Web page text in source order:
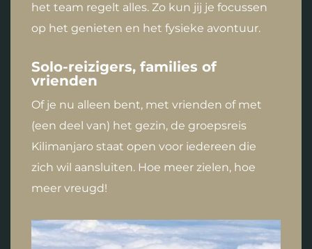
het team regelt alles. Zo kun jij je focussen
op het genieten en het fysieke avontuur.
Solo-reizigers, families of
vrienden
Of je nu alleen bent, met vrienden of met
(een deel van) het gezin, de groepsreis
Kilimanjaro staat open voor iedereen die
zich wil aansluiten. Hoe meer zielen, hoe
meer vreugd!